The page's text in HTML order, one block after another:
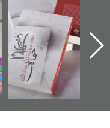
"حماة الباب الأخير":
الإصدار الأول عن
اعتصام الدراز
وأحداث ساحة
الفداء لمركز أوال
للدراسات والتوثيق